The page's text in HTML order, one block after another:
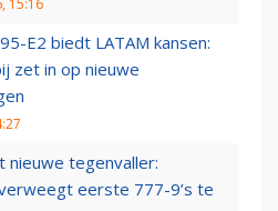
15:16
E2 biedt LATAM kansen:
zet in op nieuwe
nieuwe tegenvaller:
eerste 777-9’s te